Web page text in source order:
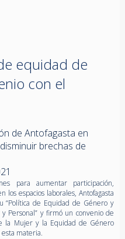
equidad de
con el
de Antofagasta en
brechas de
para aumentar participación,
espacios laborales, Antofagasta
“Política de Equidad de Género y
Personal” y firmó un convenio de
la Mujer y la Equidad de Género
materia.